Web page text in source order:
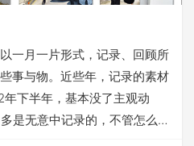
月一片形式，记录、回顾所
事与物。近些年，记录的素材
下半年，基本没了主观动
是无意中记录的，不管怎么